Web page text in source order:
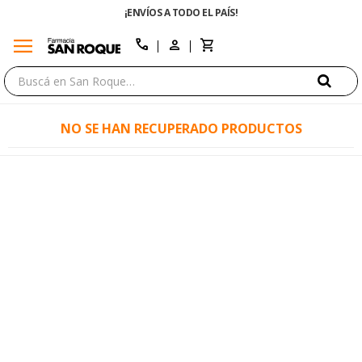
¡ENVÍOS A TODO EL PAÍS!
menu call
NO SE HAN RECUPERADO PRODUCTOS
close